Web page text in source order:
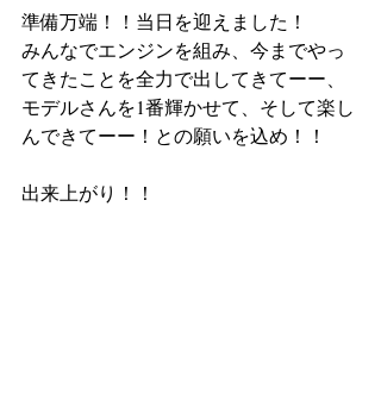
準備万端！！当日を迎えました！
みんなでエンジンを組み、今までやっ
てきたことを全力で出してきてーー、
モデルさんを1番輝かせて、そして楽し
んできてーー！との願いを込め！！
出来上がり！！